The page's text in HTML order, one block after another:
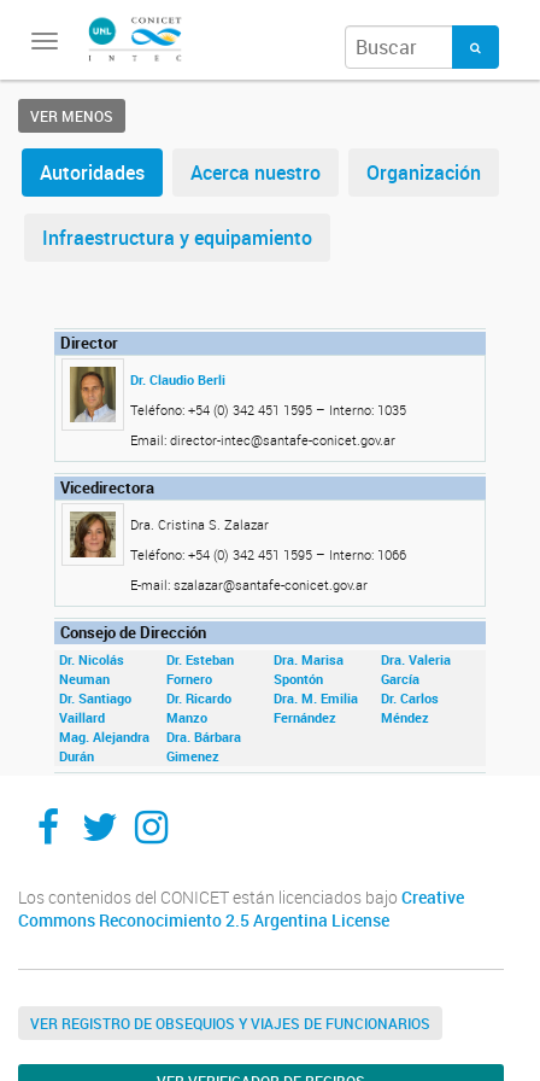
Toggle
VER MENOS
Autoridades Acerca nuestro Organización
Infraestructura y equipamiento
Director
Dr. Claudio Berli
Teléfono: +54 (0) 342 451 1595 – Interno: 1035
Email: director-intec@santafe-conicet.gov.ar
Vicedirectora
Dra. Cristina S. Zalazar
Teléfono: +54 (0) 342 451 1595 – Interno: 1066
E-mail: szalazar@santafe-conicet.gov.ar
Consejo de Dirección
Dr. Nicolás
Neuman
Dr. Esteban
Fornero
Dra. Marisa
Spontón
Dra. Valeria
García
Dr. Santiago
Vaillard
Dr. Ricardo
Manzo
Dra. M. Emilia
Fernández
Dr. Carlos
Méndez
Mag. Alejandra
Durán
Dra. Bárbara
Gimenez
Facebook
TwitterInstagram
Los contenidos del CONICET están licenciados bajo Creative
Commons Reconocimiento 2.5 Argentina License
VER REGISTRO DE OBSEQUIOS Y VIAJES DE FUNCIONARIOS